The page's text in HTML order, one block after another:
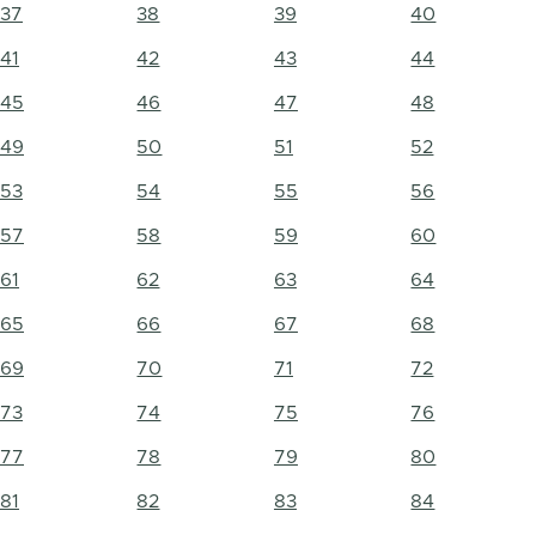
37 38 39 40
41 42 43 44
45 46 47 48
49 50 51 52
53 54 55 56
57 58 59 60
61 62 63 64
65 66 67 68
69 70 71 72
73 74 75 76
77 78 79 80
81 82 83 84